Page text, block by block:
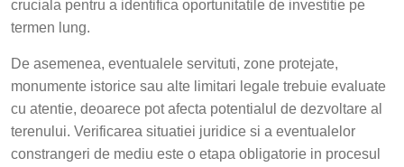
cruciala pentru a identifica oportunitatile de investitie pe
termen lung.
De asemenea, eventualele servituti, zone protejate,
monumente istorice sau alte limitari legale trebuie evaluate
cu atentie, deoarece pot afecta potentialul de dezvoltare al
terenului. Verificarea situatiei juridice si a eventualelor
constrangeri de mediu este o etapa obligatorie in procesul